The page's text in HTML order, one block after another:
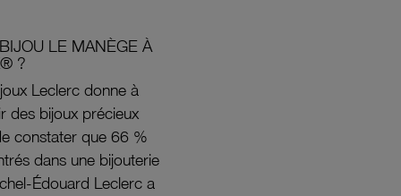
LE MANÈGE À
?
Leclerc donne à
des bijoux précieux
constater que 66 %
dans une bijouterie
Édouard Leclerc a